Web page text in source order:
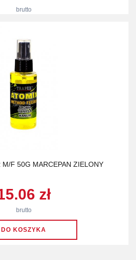
brutto
M/F 50G MARCEPAN ZIELONY
zł
brutto